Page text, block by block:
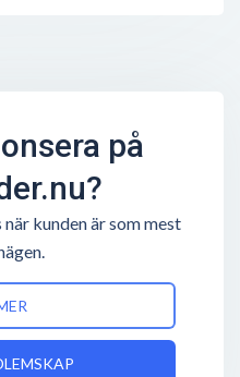
på
kunden är som mest